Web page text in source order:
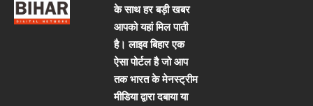
के साथ हर बड़ी खबर
आपको यहां मिल पाती
है। लाइव बिहार एक
ऐसा पोर्टल है जो आप
तक भारत के मेनस्ट्रीम
मीडिया द्वारा दबाया या